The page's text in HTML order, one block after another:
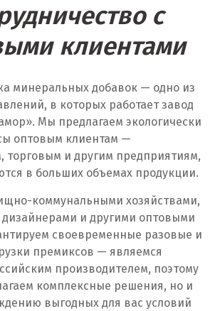
с
клиентами
минеральных добавок — одно из
в которых работает завод
Мы предлагаем экологически
оптовым клиентам —
и другим предприятиям,
в больших объемах продукции.
коммунальными хозяйствами,
и другими оптовыми
своевременные разовые и
премиксов — являемся
производителем, поэтому
комплексные решения, но и
выгодных для вас условий